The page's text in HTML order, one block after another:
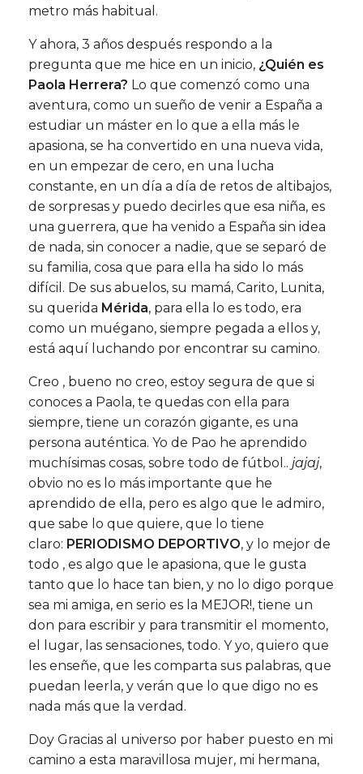
metro más habitual.
Y ahora, 3 años después respondo a la
pregunta que me hice en un inicio, ¿Quién es
Paola Herrera? Lo que comenzó como una
aventura, como un sueño de venir a España a
estudiar un máster en lo que a ella más le
apasiona, se ha convertido en una nueva vida,
en un empezar de cero, en una lucha
constante, en un día a día de retos de altibajos,
de sorpresas y puedo decirles que esa niña, es
una guerrera, que ha venido a España sin idea
de nada, sin conocer a nadie, que se separó de
su familia, cosa que para ella ha sido lo más
difícil. De sus abuelos, su mamá, Carito, Lunita,
su querida Mérida, para ella lo es todo, era
como un muégano, siempre pegada a ellos y,
está aquí luchando por encontrar su camino.
Creo , bueno no creo, estoy segura de que si
conoces a Paola, te quedas con ella para
siempre, tiene un corazón gigante, es una
persona auténtica. Yo de Pao he aprendido
muchísimas cosas, sobre todo de fútbol.. jajaj,
obvio no es lo más importante que he
aprendido de ella, pero es algo que le admiro,
que sabe lo que quiere, que lo tiene
claro: PERIODISMO DEPORTIVO, y lo mejor de
todo , es algo que le apasiona, que le gusta
tanto que lo hace tan bien, y no lo digo porque
sea mi amiga, en serio es la MEJOR!, tiene un
don para escribir y para transmitir el momento,
el lugar, las sensaciones, todo. Y yo, quiero que
les enseñe, que les comparta sus palabras, que
puedan leerla, y verán que lo que digo no es
nada más que la verdad.
Doy Gracias al universo por haber puesto en mi
camino a esta maravillosa mujer, mi hermana,